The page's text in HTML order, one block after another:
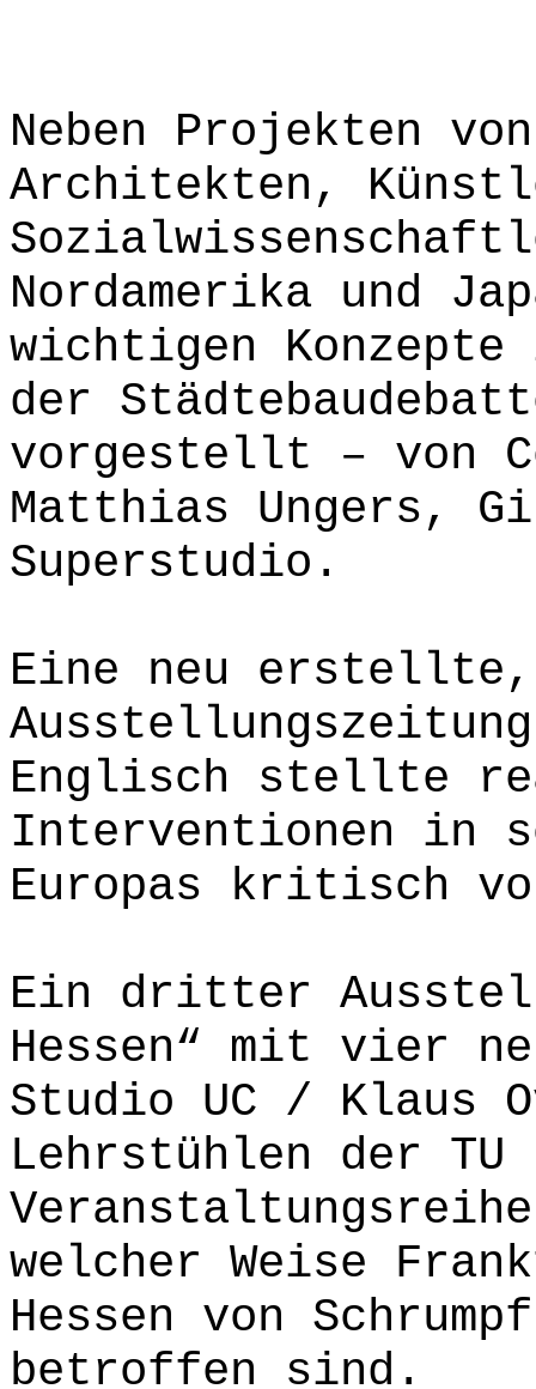
Neben Projekten
Architekten,
Nordamerika und
wichtigen Konzepte
der
vorgestellt – von
Matthias Ungers,
Superstudio.
Eine neu erstellte,
Englisch stellte
Interventionen in
Europas kritisch
Ein dritter
Hessen“ mit vier
Studio UC / Klaus
Lehrstühlen der TU
welcher Weise
Hessen von
betroffen sind.